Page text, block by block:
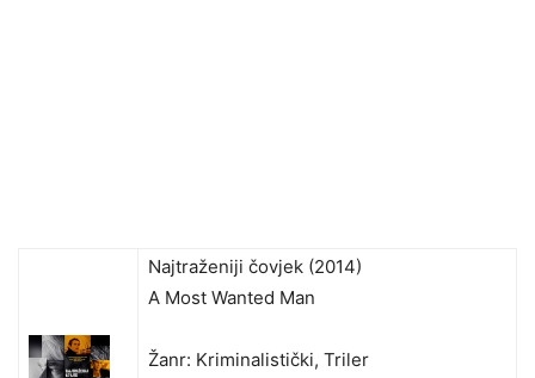
Najtraženiji čovjek (2014)
A Most Wanted Man
Žanr: Kriminalistički, Triler